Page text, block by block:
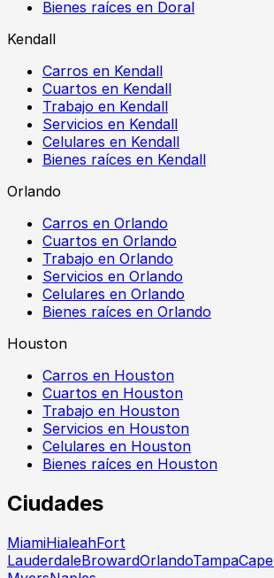
Bienes raíces en Doral
Kendall
Carros en Kendall
Cuartos en Kendall
Trabajo en Kendall
Servicios en Kendall
Celulares en Kendall
Bienes raíces en Kendall
Orlando
Carros en Orlando
Cuartos en Orlando
Trabajo en Orlando
Servicios en Orlando
Celulares en Orlando
Bienes raíces en Orlando
Houston
Carros en Houston
Cuartos en Houston
Trabajo en Houston
Servicios en Houston
Celulares en Houston
Bienes raíces en Houston
Ciudades
MiamiHialeahFort
LauderdaleBrowardOrlandoTampa